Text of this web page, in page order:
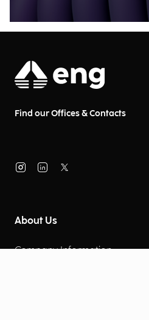
Find our Offices & Contacts
About Us
Company Information